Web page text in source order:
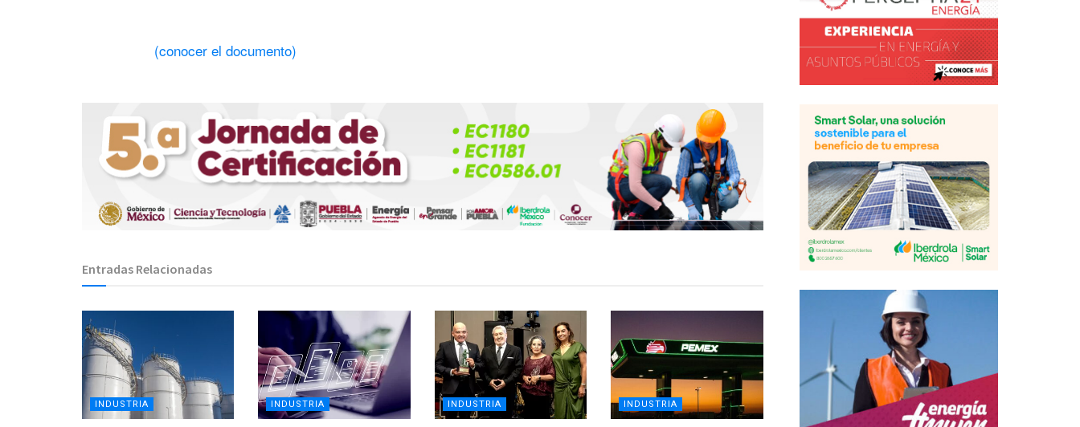
(conocer el documento)
Entradas Relacionadas
INDUSTRIA INDUSTRIA INDUSTRIA INDUSTRIA